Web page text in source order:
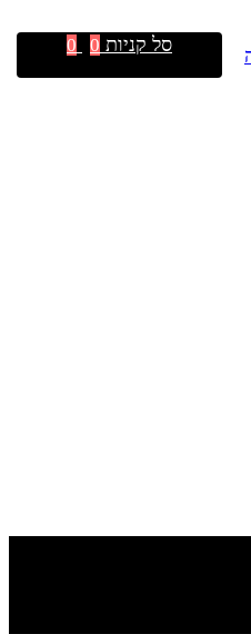
סל קניות 0
0